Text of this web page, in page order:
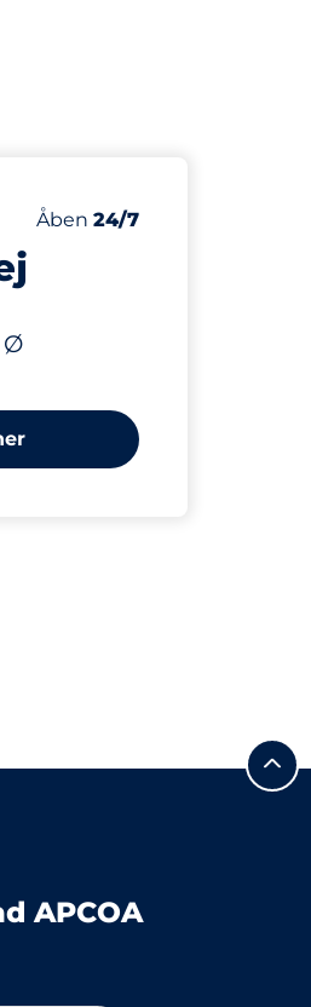
Ø
Antal parkeringspladser:
Antal pladser i alt
15
Fredag
Åben 24/7
APCOA